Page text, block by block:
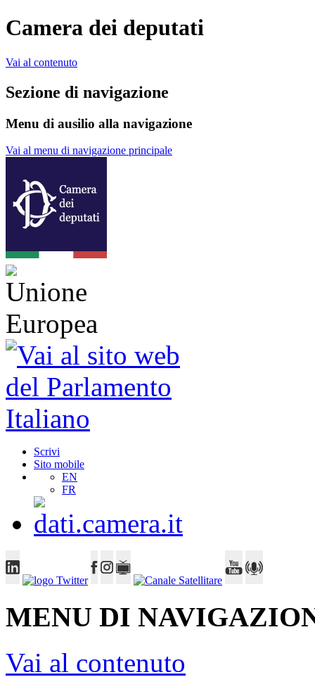
Camera dei deputati
Vai al contenuto
Sezione di navigazione
Menu di ausilio alla navigazione
Vai al menu di navigazione principale
Scrivi
Sito mobile
EN
FR
MENU DI
Vai al contenuto